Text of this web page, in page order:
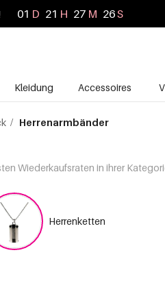
01 D 21 H 27 M 25S
Kleidung Accessoires
/ Herrenarmbänder
Wiederkaufsraten in ihrer
Herrenketten